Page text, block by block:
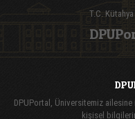
T.C.
DPUPortal, Üniversitemiz
kişisel